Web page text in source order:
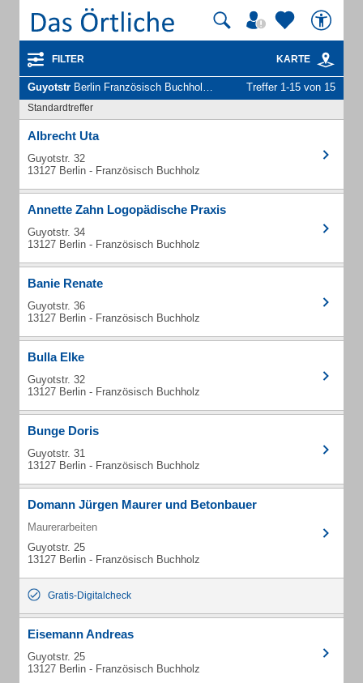
FILTER KARTE
Guyotstr Berlin Französisch Buchholz - Unternehmen und Personen Treffer 1-15 von 15
Standardtreffer
Albrecht Uta
Guyotstr. 32
13127 Berlin - Französisch Buchholz
Annette Zahn Logopädische Praxis
Guyotstr. 34
13127 Berlin - Französisch Buchholz
Banie Renate
Guyotstr. 36
13127 Berlin - Französisch Buchholz
Bulla Elke
Guyotstr. 32
13127 Berlin - Französisch Buchholz
Bunge Doris
Guyotstr. 31
13127 Berlin - Französisch Buchholz
Domann Jürgen Maurer und Betonbauer
Maurerarbeiten
Guyotstr. 25
13127 Berlin - Französisch Buchholz
Gratis-Digitalcheck
Eisemann Andreas
Guyotstr. 25
13127 Berlin - Französisch Buchholz